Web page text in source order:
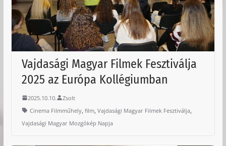
Vajdasági Magyar Filmek Fesztiválja
2025 az Európa Kollégiumban
2025.10.10.
Zsolt
Cinema Filmműhely, film, Vajdasági Magyar Filmek Fesztiválja,
Vajdasági Magyar Mozgókép Napja